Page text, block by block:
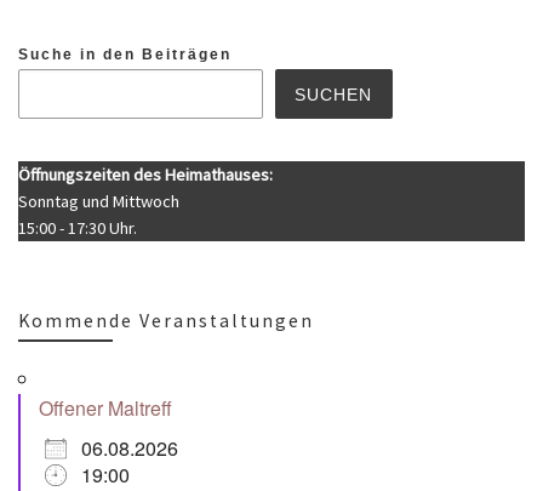
Suche in den Beiträgen
SUCHEN
Öffnungszeiten des Heimathauses:
Sonntag und Mittwoch
15:00 - 17:30 Uhr.
Kommende Veranstaltungen
Offener Maltreff
06.08.2026
19:00